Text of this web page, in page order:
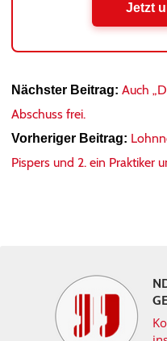
Jetzt
Nächster Beitrag: Auch
Abschuss frei.
Vorheriger Beitrag:
Pispers und 2. ein Praktiker